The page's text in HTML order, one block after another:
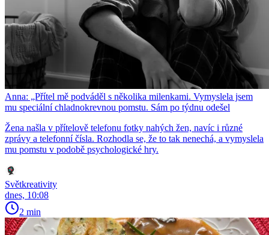
Anna: „Přítel mě podváděl s několika milenkami. Vymyslela jsem
mu speciální chladnokrevnou pomstu. Sám po týdnu odešel
Žena našla v přítelově telefonu fotky nahých žen, navíc i různé
zprávy a telefonní čísla. Rozhodla se, že to tak nenechá, a vymyslela
mu pomstu v podobě psychologické hry.
Světkreativity
dnes, 10:08
2 min